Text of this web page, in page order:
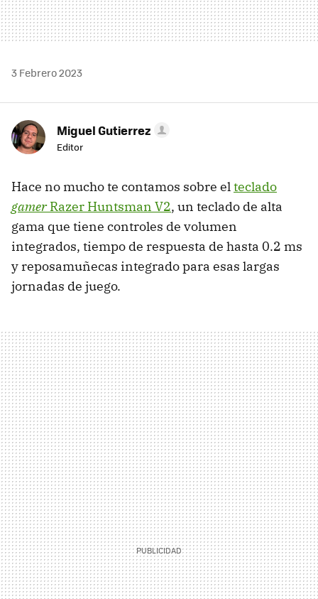
3 Febrero 2023
Miguel Gutierrez
Editor
Hace no mucho te contamos sobre elteclado
gamerRazer Huntsman V2, un teclado de alta
gama que tiene controles de volumen
integrados, tiempo de respuesta de hasta 0.2 ms
y reposamuñecas integrado para esas largas
jornadas de juego.